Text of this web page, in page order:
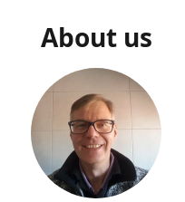
About us